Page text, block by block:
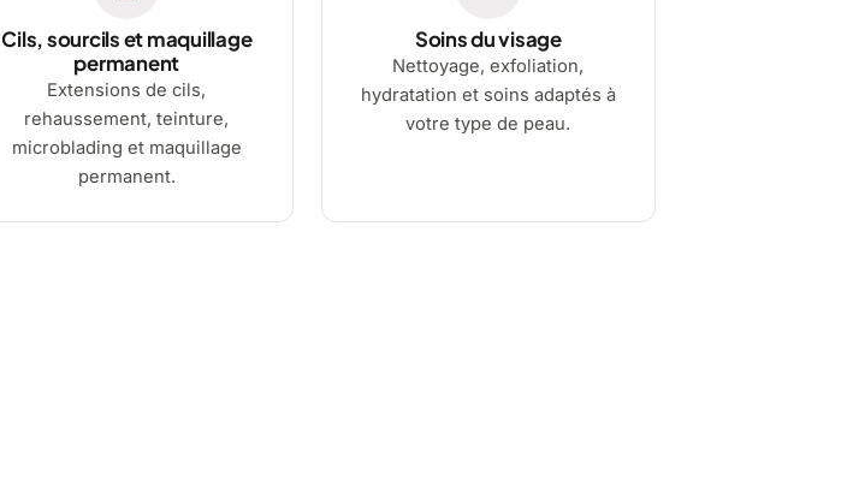
Cils, sourcils et maquillage
permanent
Extensions de cils,
rehaussement, teinture,
microblading et maquillage
permanent.
Soins du visage
Nettoyage, exfoliation,
hydratation et soins adaptés à
votre type de peau.